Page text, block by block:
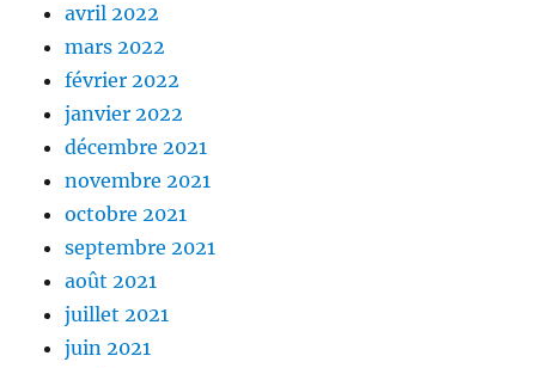
avril 2022
mars 2022
février 2022
janvier 2022
décembre 2021
novembre 2021
octobre 2021
septembre 2021
août 2021
juillet 2021
juin 2021